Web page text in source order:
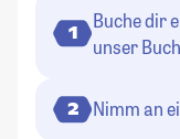
1
Buche dir
unser
2 Nimm an